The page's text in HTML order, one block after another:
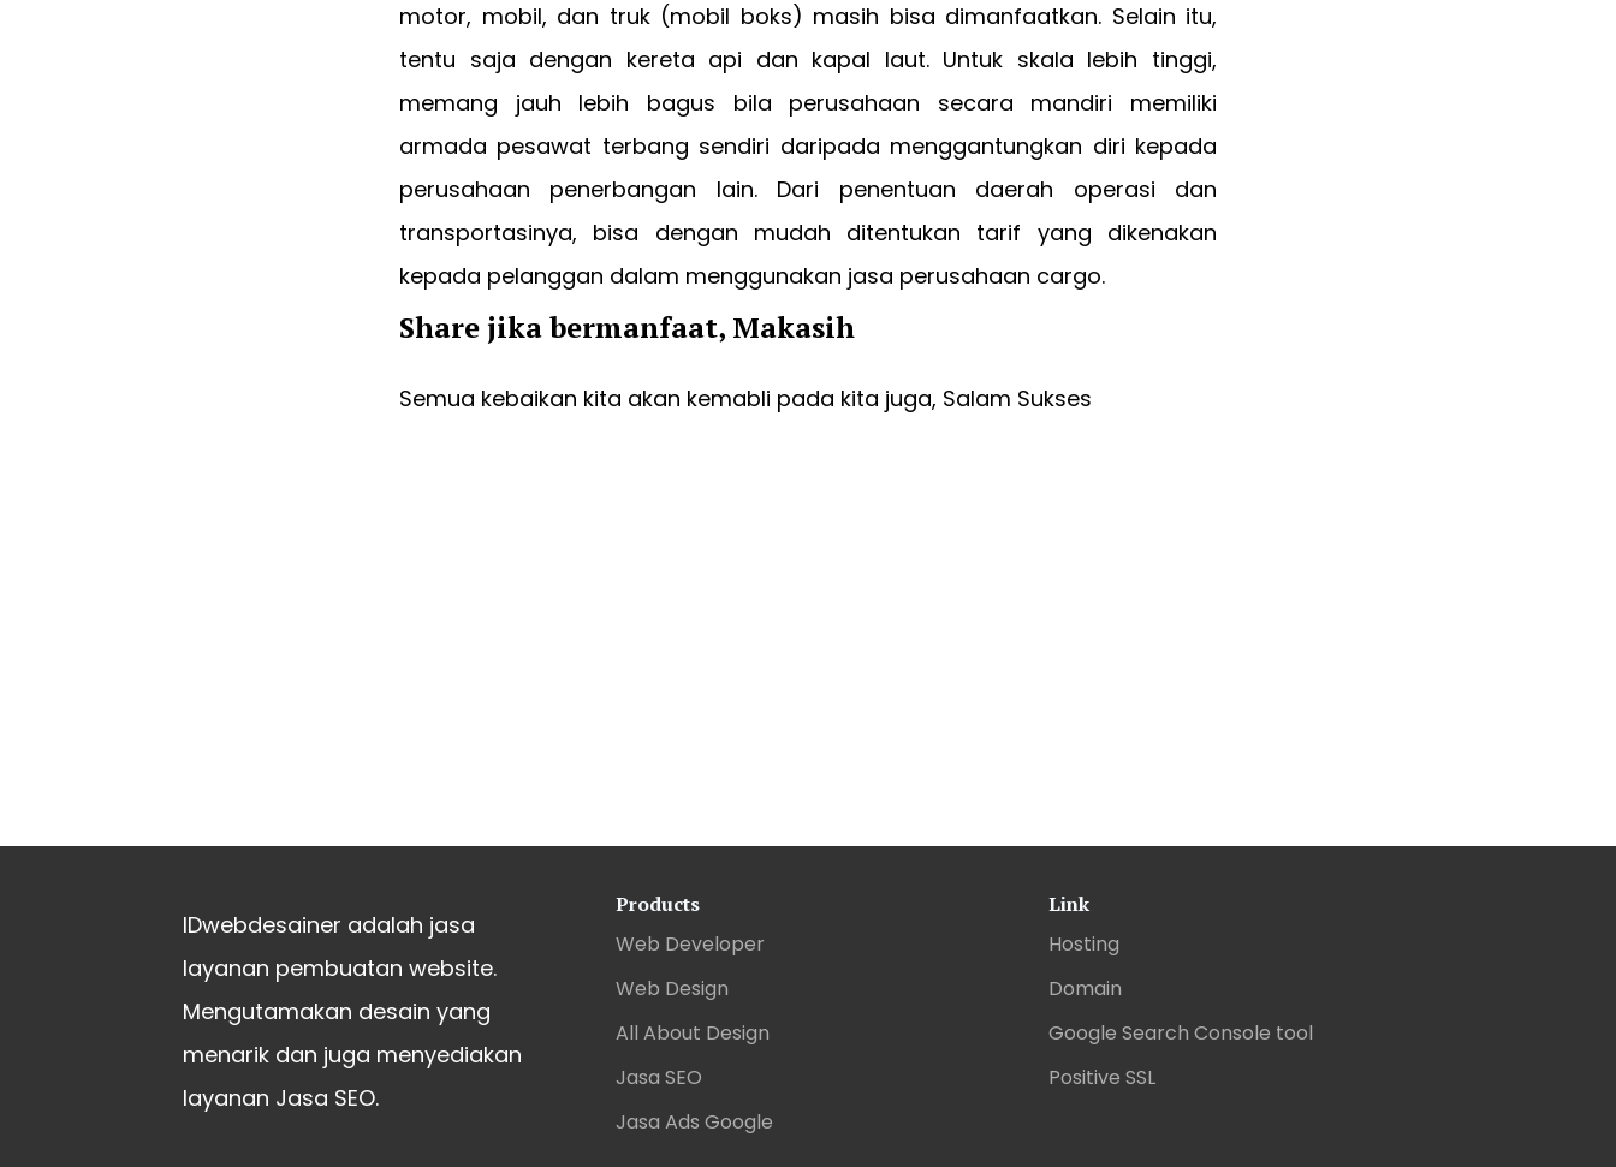
motor, mobil, dan truk (mobil boks) masih bisa dimanfaatkan. Selain itu,
tentu saja dengan kereta api dan kapal laut. Untuk skala lebih tinggi,
memang jauh lebih bagus bila perusahaan secara mandiri memiliki
armada pesawat terbang sendiri daripada menggantungkan diri kepada
perusahaan penerbangan lain. Dari penentuan daerah operasi dan
transportasinya, bisa dengan mudah ditentukan tarif yang dikenakan
kepada pelanggan dalam menggunakan jasa perusahaan cargo.
Share jika bermanfaat, Makasih
Semua kebaikan kita akan kemabli pada kita juga, Salam Sukses
IDwebdesainer adalah jasa
layanan pembuatan website.
Mengutamakan desain yang
menarik dan juga menyediakan
layanan Jasa SEO.
Products
Web Developer
Web Design
All About Design
Jasa SEO
Jasa Ads Google
Link
Hosting
Domain
Google Search Console tool
Positive SSL